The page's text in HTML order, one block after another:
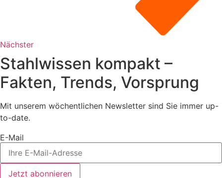
Nächster
Stahlwissen kompakt –
Fakten, Trends, Vorsprung
Mit unserem wöchentlichen Newsletter sind Sie immer up-
to-date.
E-Mail
Jetzt abonnieren